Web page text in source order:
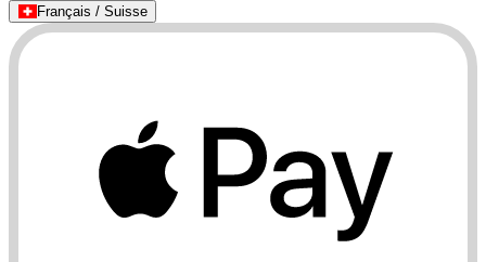
Français / Suisse